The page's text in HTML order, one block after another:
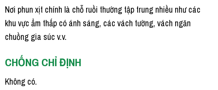
Nơi phun xịt chính là chỗ ruồi thường tập trung nhiều như các
khu vực ẩm thấp có ánh sáng, các vách tường, vách ngăn
chuồng gia súc v.v.
CHỐNG CHỈ ĐỊNH
Không có.